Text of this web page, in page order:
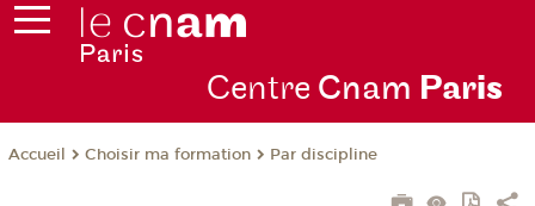
Centre Cnam Paris
Accueil Choisir ma formation Par discipline